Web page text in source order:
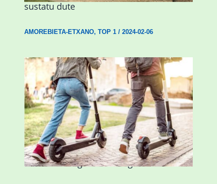
sustatu dute
AMOREBIETA-ETXANO, TOP 1/ 2024-02-06
Ostegun honetan “Oinezko
Nagusientzako Bide Segurtasuna”
hitzaldia izango da Durangon